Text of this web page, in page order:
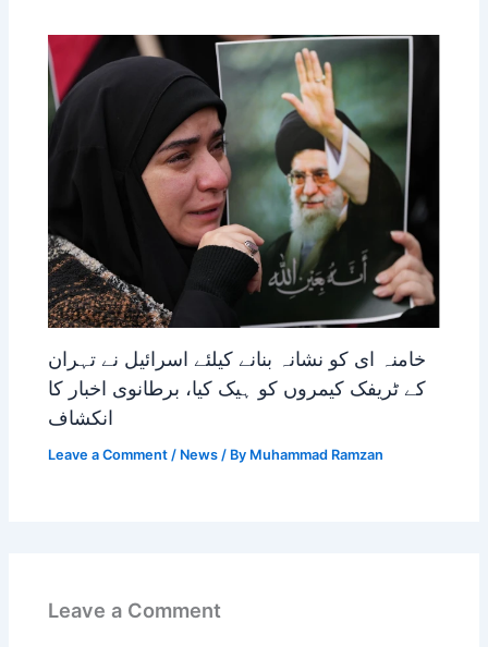
خامنہ ای کو نشانہ بنانے کیلئے اسرائیل نے تہران
کے ٹریفک کیمروں کو ہیک کیا، برطانوی اخبار کا
انکشاف
Leave a Comment / News / By Muhammad Ramzan
Leave a Comment